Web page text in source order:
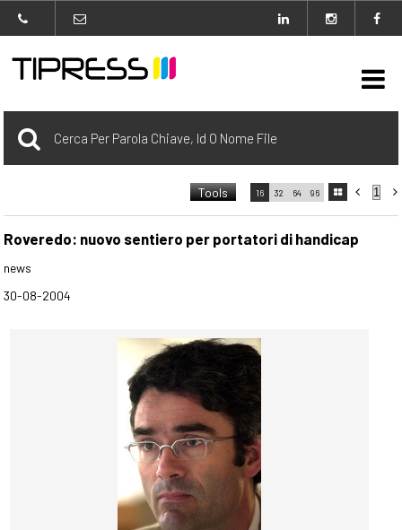
Archivio
carrello
Agenzia
copyrightfree

 
16 32 64 96 
Tools
0 Selezionato
Roveredo: nuovo sentiero per portatori di handicap
news
30-08-2004